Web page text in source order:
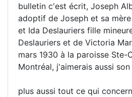
bulletin c'est écrit, Joseph
adoptif de Joseph et sa
et Ida Deslauriers fille
Deslauriers et de Victoria
mars 1930 à la paroisse Ste-
Montréal, j'aimerais aussi
plus aussi tout ce qui